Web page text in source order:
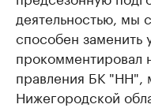
деятельностью, мы
способен заменить
прокомментировал
правления БК "НН",
Нижегородской